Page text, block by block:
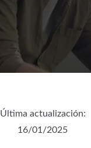
Última actualización:
16/01/2025